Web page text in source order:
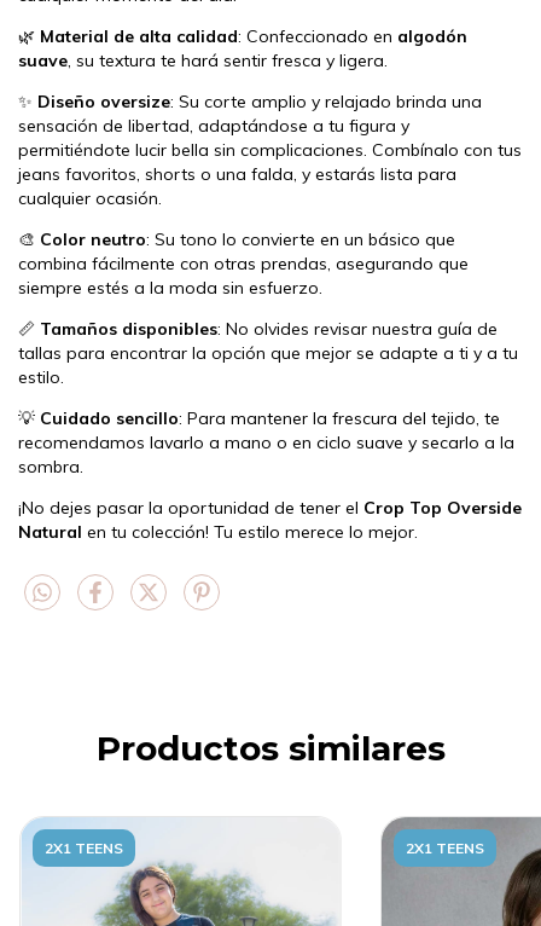
🌿 Material de alta calidad: Confeccionado en algodón
suave, su textura te hará sentir fresca y ligera.
✨ Diseño oversize: Su corte amplio y relajado brinda una
sensación de libertad, adaptándose a tu figura y
permitiéndote lucir bella sin complicaciones. Combínalo con tus
jeans favoritos, shorts o una falda, y estarás lista para
cualquier ocasión.
🎨 Color neutro: Su tono lo convierte en un básico que
combina fácilmente con otras prendas, asegurando que
siempre estés a la moda sin esfuerzo.
📏 Tamaños disponibles: No olvides revisar nuestra guía de
tallas para encontrar la opción que mejor se adapte a ti y a tu
estilo.
💡 Cuidado sencillo: Para mantener la frescura del tejido, te
recomendamos lavarlo a mano o en ciclo suave y secarlo a la
sombra.
¡No dejes pasar la oportunidad de tener el Crop Top Overside
Natural en tu colección! Tu estilo merece lo mejor.
Productos similares
2X1 TEENS 2X1 TEENS